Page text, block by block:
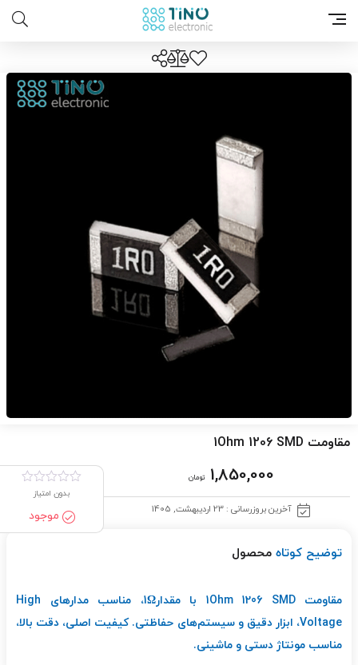
مقاومت 1Ohm 1206 SMD
1,850,000 تومان
آخرین بروزرسانی : 23 اردیبهشت, 1405
بدون امتیاز
موجود
توضیح کوتاه محصول
مقاومت 1Ohm 1206 SMD با مقدار1Ω، مناسب مدارهای High
Voltage، ابزار دقیق و سیستم‌های حفاظتی. کیفیت اصلی، دقت بالا،
مناسب مونتاژ دستی و ماشینی.